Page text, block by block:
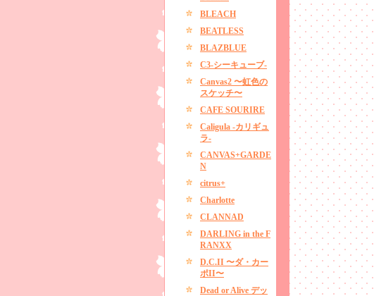
BLEACH
BEATLESS
BLAZBLUE
C3-シーキューブ-
Canvas2 〜虹色の
スケッチ〜
CAFE SOURIRE
Caligula -カリギュ
ラ-
CANVAS+GARDE
N
citrus+
Charlotte
CLANNAD
DARLING in the F
RANXX
D.C.II 〜ダ・カー
ポII〜
Dead or Alive デッ